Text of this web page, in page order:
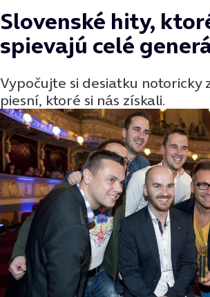
Slovenské hity,
spievajú celé
Vypočujte si desiatku notoricky
piesní, ktoré si nás získali.